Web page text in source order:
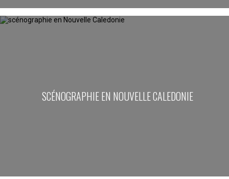
SCÉNOGRAPHIE EN NOUVELLE CALEDONIE